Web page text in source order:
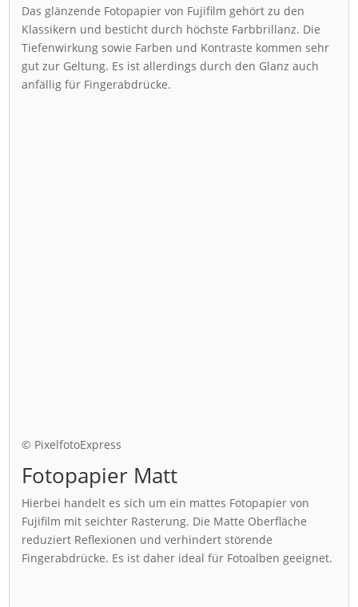
Das glänzende Fotopapier von Fujifilm gehört zu den
Klassikern und besticht durch höchste Farbbrillanz. Die
Tiefenwirkung sowie Farben und Kontraste kommen sehr
gut zur Geltung. Es ist allerdings durch den Glanz auch
anfällig für Fingerabdrücke.
© PixelfotoExpress
Fotopapier Matt
Hierbei handelt es sich um ein mattes Fotopapier von
Fujifilm mit seichter Rasterung. Die Matte Oberfläche
reduziert Reflexionen und verhindert störende
Fingerabdrücke. Es ist daher ideal für Fotoalben geeignet.